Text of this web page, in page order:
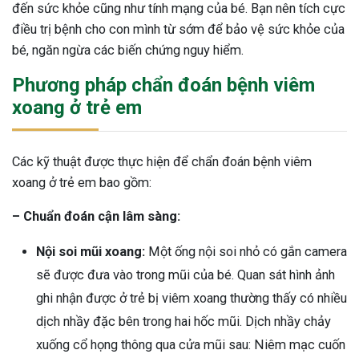
đến sức khỏe cũng như tính mạng của bé. Bạn nên tích cực
điều trị bệnh cho con mình từ sớm để bảo vệ sức khỏe của
bé, ngăn ngừa các biến chứng nguy hiểm.
Phương pháp chẩn đoán bệnh viêm
xoang ở trẻ em
Các kỹ thuật được thực hiện để chẩn đoán bệnh viêm
xoang ở trẻ em bao gồm:
– Chuẩn đoán cận lâm sàng:
Nội soi mũi xoang: Một ống nội soi nhỏ có gắn camera
sẽ được đưa vào trong mũi của bé. Quan sát hình ảnh
ghi nhận được ở trẻ bị viêm xoang thường thấy có nhiều
dịch nhầy đặc bên trong hai hốc mũi. Dịch nhầy chảy
xuống cổ họng thông qua cửa mũi sau: Niêm mạc cuốn